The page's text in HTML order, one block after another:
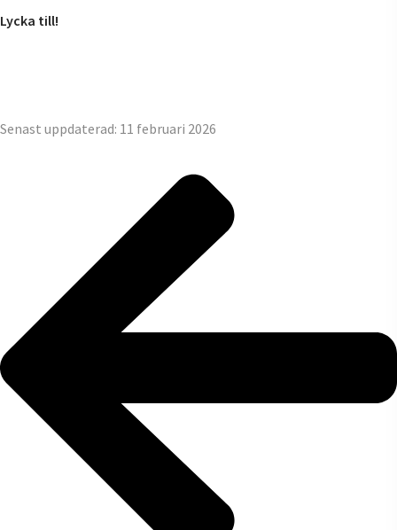
Lycka till!
Senast uppdaterad: 11 februari 2026